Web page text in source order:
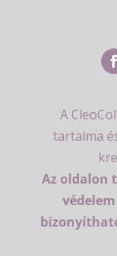
A
tartalma
Az oldalon